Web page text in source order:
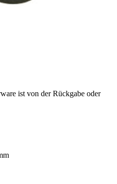
ist von der Rückgabe oder